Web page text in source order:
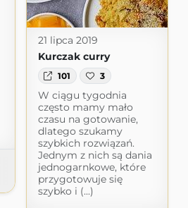
21 lipca 2019
Kurczak curry
101 3
W ciągu tygodnia
często mamy mało
czasu na gotowanie,
dlatego szukamy
szybkich rozwiązań.
Jednym z nich są dania
jednogarnkowe, które
przygotowuje się
szybko i (...)